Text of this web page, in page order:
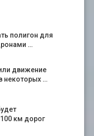
полигон для
…
движение
некоторых …
км дорог